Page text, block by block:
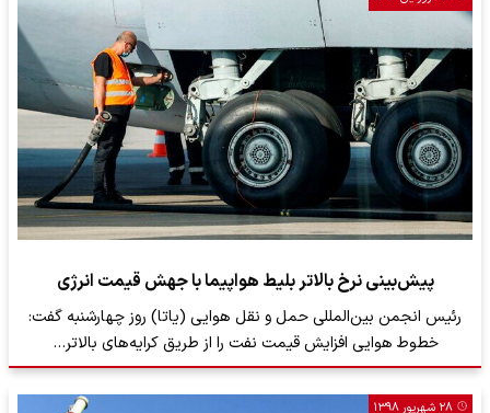
پیش‌بینی نرخ بالاتر بلیط هواپیما با جهش قیمت انرژی
رئیس انجمن بین‌المللی حمل و نقل هوایی (یاتا) روز چهارشنبه گفت:
خطوط هوایی افزایش قیمت نفت را از طریق کرایه‌های بالاتر…
۲۸ شهریور ۱۳۹۸